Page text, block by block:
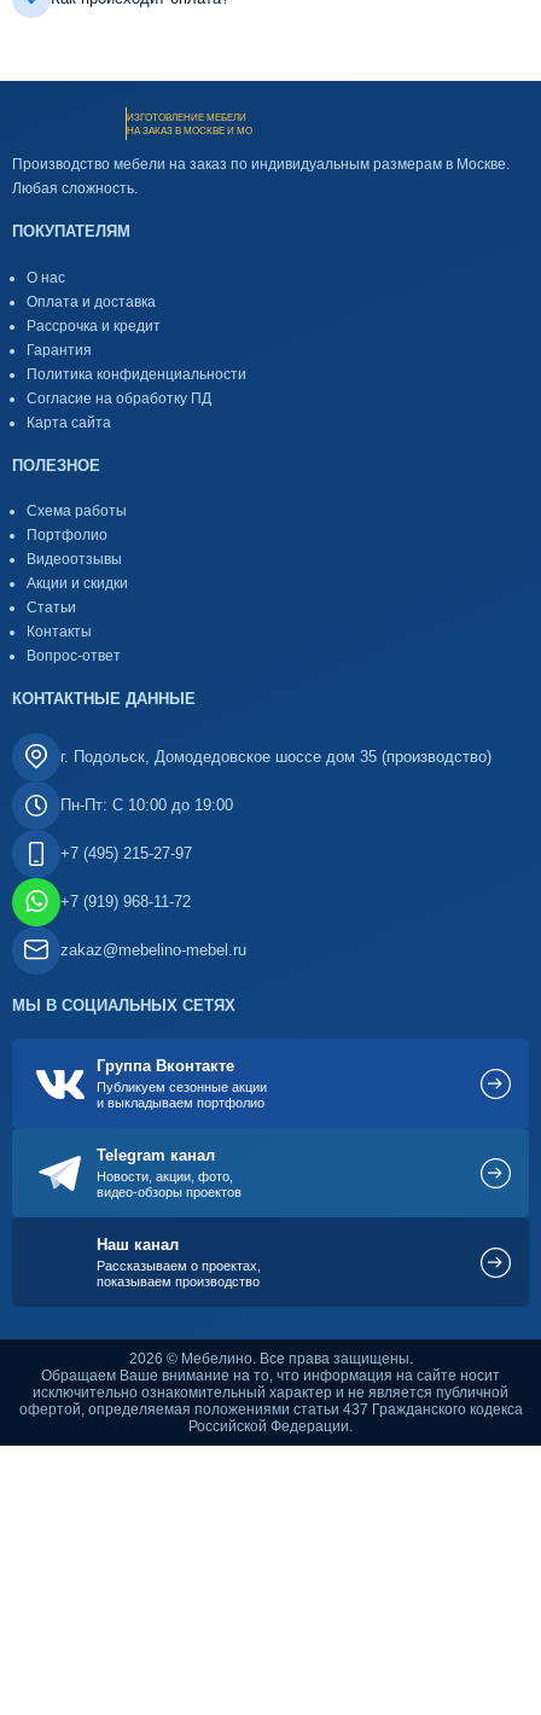
ИЗГОТОВЛЕНИЕ МЕБЕЛИ
НА ЗАКАЗ В МОСКВЕ И МО
Производство мебели на заказ по индивидуальным размерам в Москве.
Любая сложность.
ПОКУПАТЕЛЯМ
О нас
Оплата и доставка
Рассрочка и кредит
Гарантия
Политика конфиденциальности
Согласие на обработку ПД
Карта сайта
ПОЛЕЗНОЕ
Схема работы
Портфолио
Видеоотзывы
Акции и скидки
Статьи
Контакты
Вопрос-ответ
КОНТАКТНЫЕ ДАННЫЕ
г. Подольск, Домодедовское шоссе дом 35 (производство)
Пн-Пт: С 10:00 до 19:00
+7 (495) 215-27-97
+7 (919) 968-11-72
zakaz@mebelino-mebel.ru
МЫ В СОЦИАЛЬНЫХ СЕТЯХ
Группа Вконтакте
Публикуем сезонные акции
и выкладываем портфолио
Telegram канал
Новости, акции, фото,
видео-обзоры проектов
Наш канал
Рассказываем о проектах,
показываем производство
2026 © Мебелино. Все права защищены.
Обращаем Ваше внимание на то, что информация на сайте носит
исключительно ознакомительный характер и не является публичной
офертой, определяемая положениями статьи 437 Гражданского кодекса
Российской Федерации.